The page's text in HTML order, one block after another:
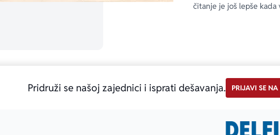
čitanje je još lepše kada
Pridruži se našoj zajednici i isprati dešavanja. PRIJAVI SE NA